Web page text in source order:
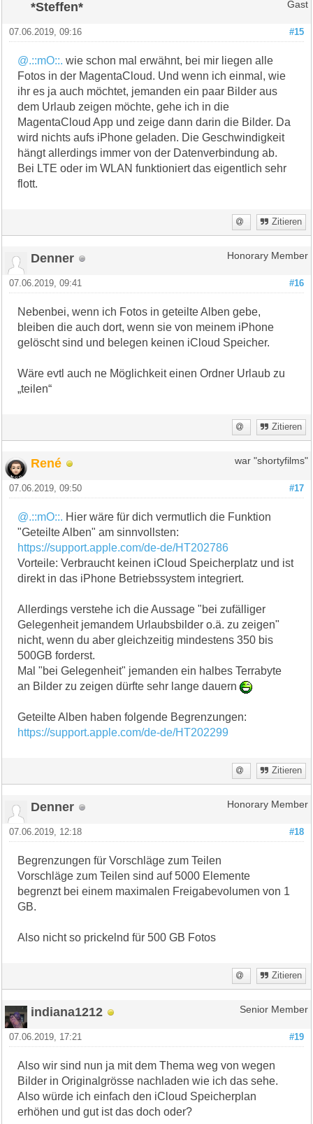
*Steffen* Gast
#15
07.06.2019, 09:16
@.::mO::. wie schon mal erwähnt, bei mir liegen alle
Fotos in der MagentaCloud. Und wenn ich einmal, wie
ihr es ja auch möchtet, jemanden ein paar Bilder aus
dem Urlaub zeigen möchte, gehe ich in die
MagentaCloud App und zeige dann darin die Bilder. Da
wird nichts aufs iPhone geladen. Die Geschwindigkeit
hängt allerdings immer von der Datenverbindung ab.
Bei LTE oder im WLAN funktioniert das eigentlich sehr
flott.
Zitieren
Denner Honorary Member
#16
07.06.2019, 09:41
Nebenbei, wenn ich Fotos in geteilte Alben gebe,
bleiben die auch dort, wenn sie von meinem iPhone
gelöscht sind und belegen keinen iCloud Speicher.
Wäre evtl auch ne Möglichkeit einen Ordner Urlaub zu
„teilen“
Zitieren
René war "shortyfilms"
#17
07.06.2019, 09:50
@.::mO::. Hier wäre für dich vermutlich die Funktion
"Geteilte Alben" am sinnvollsten:
https://support.apple.com/de-de/HT202786
Vorteile: Verbraucht keinen iCloud Speicherplatz und ist
direkt in das iPhone Betriebssystem integriert.
Allerdings verstehe ich die Aussage "bei zufälliger
Gelegenheit jemandem Urlaubsbilder o.ä. zu zeigen"
nicht, wenn du aber gleichzeitig mindestens 350 bis
500GB forderst.
Mal "bei Gelegenheit" jemanden ein halbes Terrabyte
an Bilder zu zeigen dürfte sehr lange dauern
Geteilte Alben haben folgende Begrenzungen:
https://support.apple.com/de-de/HT202299
Zitieren
Denner Honorary Member
#18
07.06.2019, 12:18
Begrenzungen für Vorschläge zum Teilen
Vorschläge zum Teilen sind auf 5000 Elemente
begrenzt bei einem maximalen Freigabevolumen von 1
GB.
Also nicht so prickelnd für 500 GB Fotos
Zitieren
indiana1212 Senior Member
#19
07.06.2019, 17:21
Also wir sind nun ja mit dem Thema weg von wegen
Bilder in Originalgrösse nachladen wie ich das sehe.
Also würde ich einfach den iCloud Speicherplan
erhöhen und gut ist das doch oder?